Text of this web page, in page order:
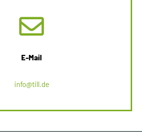
E-Mail
info@till.de